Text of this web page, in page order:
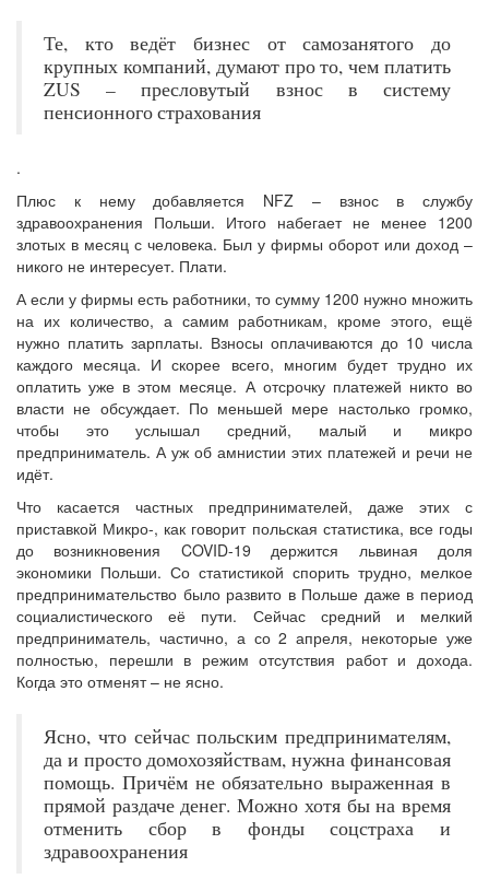
Те, кто ведёт бизнес от самозанятого до
крупных компаний, думают про то, чем платить
ZUS – пресловутый взнос в систему
пенсионного страхования
.
Плюс к нему добавляется NFZ – взнос в службу
здравоохранения Польши. Итого набегает не менее 1200
злотых в месяц с человека. Был у фирмы оборот или доход –
никого не интересует. Плати.
А если у фирмы есть работники, то сумму 1200 нужно множить
на их количество, а самим работникам, кроме этого, ещё
нужно платить зарплаты. Взносы оплачиваются до 10 числа
каждого месяца. И скорее всего, многим будет трудно их
оплатить уже в этом месяце. А отсрочку платежей никто во
власти не обсуждает. По меньшей мере настолько громко,
чтобы это услышал средний, малый и микро
предприниматель. А уж об амнистии этих платежей и речи не
идёт.
Что касается частных предпринимателей, даже этих с
приставкой Микро-, как говорит польская статистика, все годы
до возникновения COVID-19 держится львиная доля
экономики Польши. Со статистикой спорить трудно, мелкое
предпринимательство было развито в Польше даже в период
социалистического её пути. Сейчас средний и мелкий
предприниматель, частично, а со 2 апреля, некоторые уже
полностью, перешли в режим отсутствия работ и дохода.
Когда это отменят – не ясно.
Ясно, что сейчас польским предпринимателям,
да и просто домохозяйствам, нужна финансовая
помощь. Причём не обязательно выраженная в
прямой раздаче денег. Можно хотя бы на время
отменить сбор в фонды соцстраха и
здравоохранения